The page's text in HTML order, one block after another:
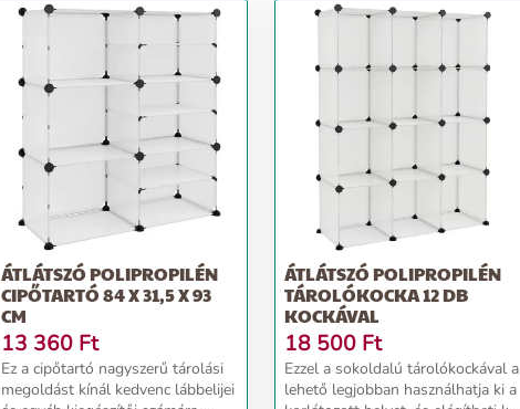
ÁTLÁTSZÓ POLIPROPILÉN
CIPŐTARTÓ 84 X 31,5 X 93
CM
13 360 Ft
Ez a cipőtartó nagyszerű tárolási
megoldást kínál kedvenc lábbelijei
ÁTLÁTSZÓ POLIPROPILÉN
TÁROLÓKOCKA 12 DB
KOCKÁVAL
18 500 Ft
Ezzel a sokoldalú tárolókockával a
lehető legjobban használhatja ki a